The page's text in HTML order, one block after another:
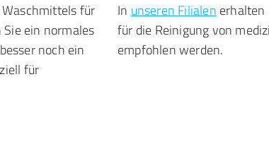
für
ein normales
noch ein
für
In unseren Filialen erhalten
für die Reinigung von
empfohlen werden.